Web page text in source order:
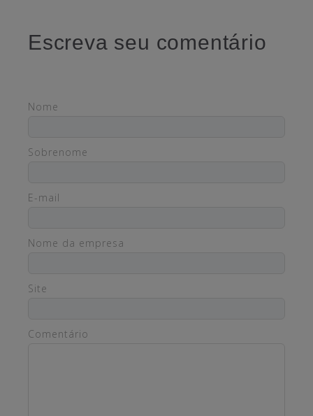
Escreva seu comentário
Nome
Sobrenome
E-mail
Nome da empresa
Site
Comentário